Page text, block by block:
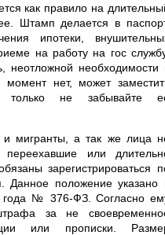
как правило на
Штамп делается в
ипотеки,
на работу на гос
неотложной необходимости
нет, может
только не забывайте
и мигранты, а так же лица
или
зарегистрироваться
Данное положение указано
года № 376-ФЗ. Согласно
за не
или прописки.